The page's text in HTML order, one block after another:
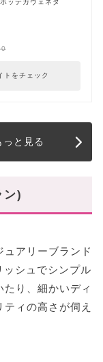
ッテガヴェネタ
トをチェック
と見る
)
ュアリーブランド
シュでシンプル
り、細かいディ
ィの高さが伺え